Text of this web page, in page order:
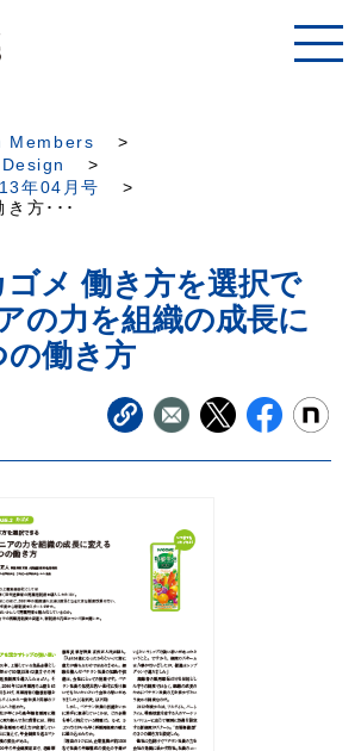
Members
年04月号
方･･･
ゴメ 働き方を選択で
の力を組織の成長に
の働き方